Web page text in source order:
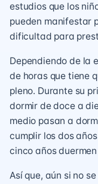
estudios que los
pueden manifestar
dificultad para
Dependiendo de la
de horas que tiene
pleno. Durante su
dormir de doce a
medio pasan a
cumplir los dos
cinco años
Así que, aún si no